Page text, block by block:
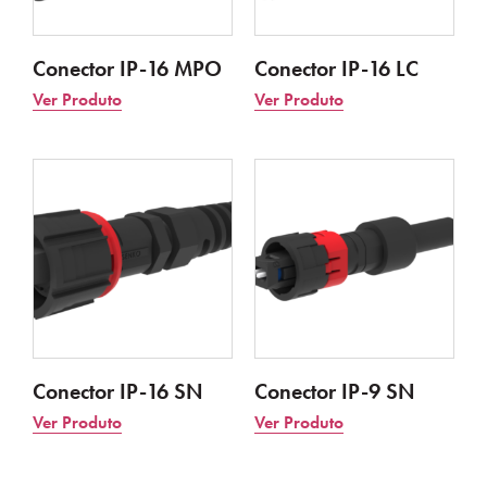
Conector IP-16 MPO
Ver Produto
Conector IP-16 LC
Ver Produto
Conector IP-16 SN
Ver Produto
Conector IP-9 SN
Ver Produto